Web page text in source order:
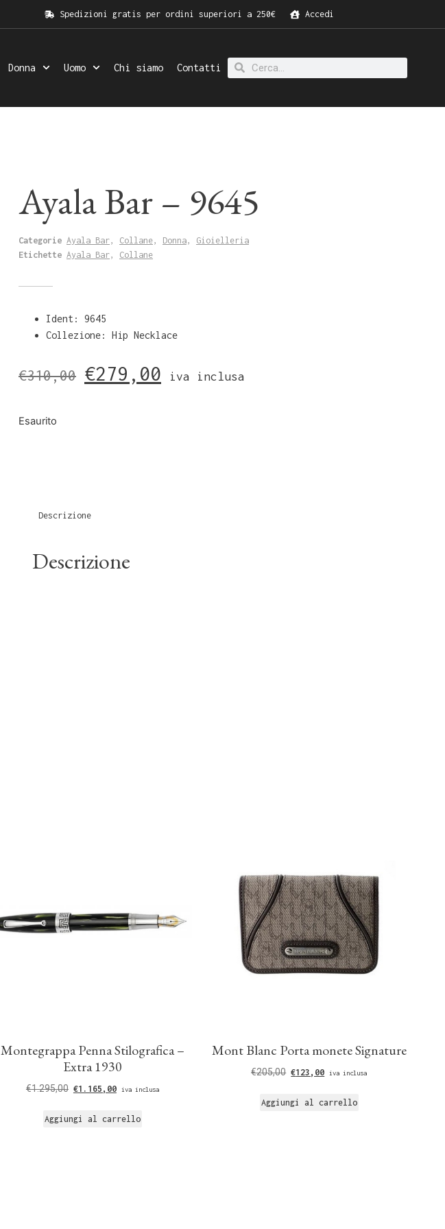
Spedizioni gratis per ordini superiori a 250€ Accedi
Donna Uomo Chi siamo Contatti
Ayala Bar – 9645
Categorie Ayala Bar, Collane, Donna, Gioielleria
Etichette Ayala Bar, Collane
Ident: 9645
Collezione: Hip Necklace
€310,00 €279,00 iva inclusa
Esaurito
Descrizione
Descrizione
Montegrappa Penna Stilografica –
Extra 1930
€1.295,00 €1.165,00 iva inclusa
Aggiungi al carrello
Mont Blanc Porta monete Signature
€205,00 €123,00 iva inclusa
Aggiungi al carrello